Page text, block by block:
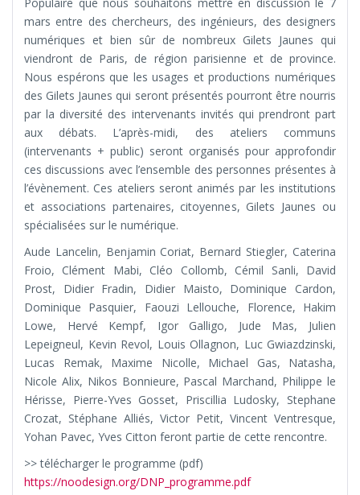
mars entre des chercheurs, des ingénieurs, des designers
numériques et bien sûr de nombreux Gilets Jaunes qui
viendront de Paris, de région parisienne et de province.
Nous espérons que les usages et productions numériques
des Gilets Jaunes qui seront présentés pourront être nourris
par la diversité des intervenants invités qui prendront part
aux débats. L’après-midi, des ateliers communs
(intervenants + public) seront organisés pour approfondir
ces discussions avec l’ensemble des personnes présentes à
l’évènement. Ces ateliers seront animés par les institutions
et associations partenaires, citoyennes, Gilets Jaunes ou
spécialisées sur le numérique.
Aude Lancelin, Benjamin Coriat, Bernard Stiegler, Caterina
Froio, Clément Mabi, Cléo Collomb, Cémil Sanli, David
Prost, Didier Fradin, Didier Maisto, Dominique Cardon,
Dominique Pasquier, Faouzi Lellouche, Florence, Hakim
Lowe, Hervé Kempf, Igor Galligo, Jude Mas, Julien
Lepeigneul, Kevin Revol, Louis Ollagnon, Luc Gwiazdzinski,
Lucas Remak, Maxime Nicolle, Michael Gas, Natasha,
Nicole Alix, Nikos Bonnieure, Pascal Marchand, Philippe le
Hérisse, Pierre-Yves Gosset, Priscillia Ludosky, Stephane
Crozat, Stéphane Alliés, Victor Petit, Vincent Ventresque,
Yohan Pavec, Yves Citton feront partie de cette rencontre.
>> télécharger le programme (pdf)
https://noodesign.org/DNP_programme.pdf